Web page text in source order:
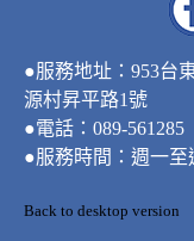
●服務地址：953台
源村昇平路1號
●電話：089-
●服務時間：週一至
Back to desktop version